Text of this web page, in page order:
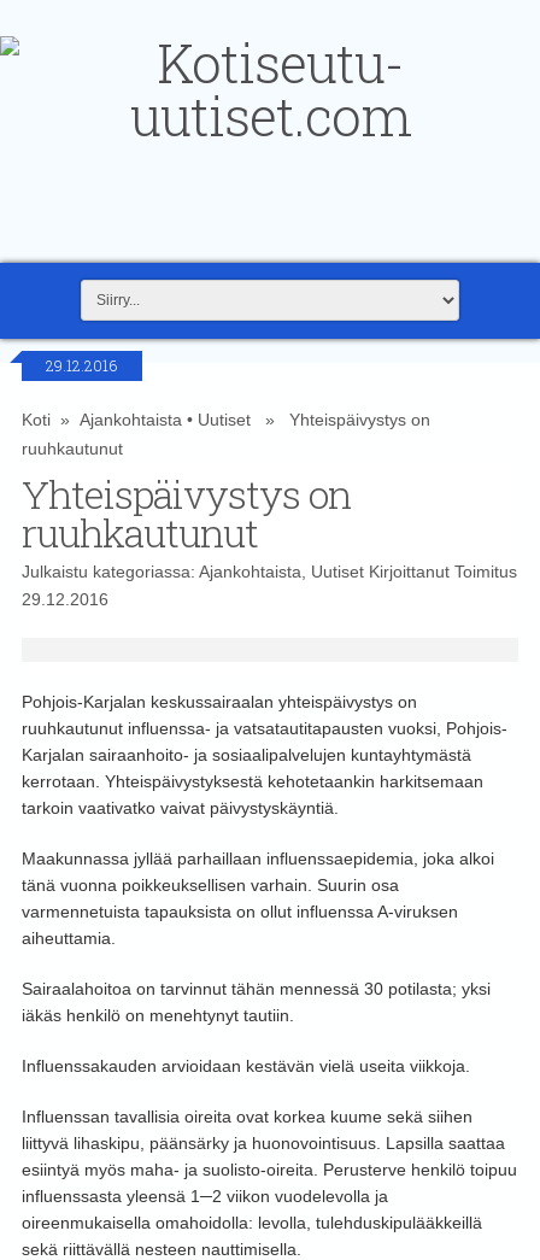
29.12.2016
Koti» Ajankohtaista • Uutiset» Yhteispäivystys on
ruuhkautunut
Yhteispäivystys on
ruuhkautunut
Julkaistu kategoriassa: Ajankohtaista UutisetKirjoittanut Toimitus
29.12.2016
Pohjois-Karjalan keskussairaalan yhteispäivystys on
ruuhkautunut influenssa- ja vatsatautitapausten vuoksi, Pohjois-
Karjalan sairaanhoito- ja sosiaalipalvelujen kuntayhtymästä
kerrotaan. Yhteispäivystyksestä kehotetaankin harkitsemaan
tarkoin vaativatko vaivat päivystyskäyntiä.
Maakunnassa jyllää parhaillaan influenssaepidemia, joka alkoi
tänä vuonna poikkeuksellisen varhain. Suurin osa
varmennetuista tapauksista on ollut influenssa A-viruksen
aiheuttamia.
Sairaalahoitoa on tarvinnut tähän mennessä 30 potilasta; yksi
iäkäs henkilö on menehtynyt tautiin.
Influenssakauden arvioidaan kestävän vielä useita viikkoja.
Influenssan tavallisia oireita ovat korkea kuume sekä siihen
liittyvä lihaskipu, päänsärky ja huonovointisuus. Lapsilla saattaa
esiintyä myös maha- ja suolisto-oireita. Perusterve henkilö toipuu
influenssasta yleensä 1─2 viikon vuodelevolla ja
oireenmukaisella omahoidolla: levolla, tulehduskipulääkkeillä
sekä riittävällä nesteen nauttimisella.